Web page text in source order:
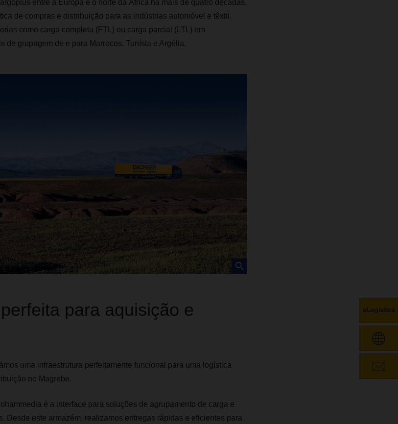
entre a Europa e o norte da África há mais de quatro décadas.
de compras e distribuição para as indústrias automóvel e têxtil.
como carga completa (FTL) ou carga parcial (LTL) em
de grupagem de e para Marrocos, Tunísia e Argélia.
para aquisição e
uma infraestrutura perfeitamente funcional para uma logística
no Magrebe.
é a interface para soluções de agrupamento de carga e
Desde este armazém, realizamos entregas rápidas e eficientes para